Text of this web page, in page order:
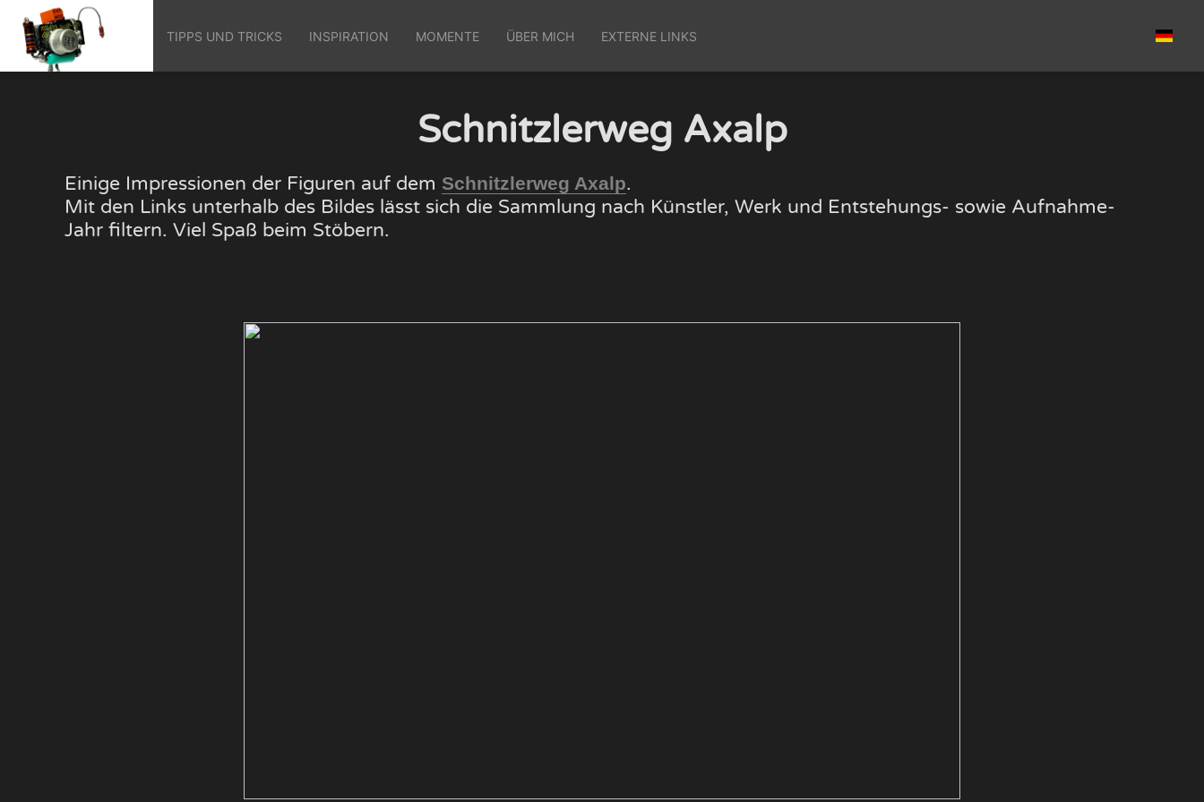
TIPPS UND TRICKS INSPIRATION MOMENTE ÜBER MICH EXTERNE LINKS
Schnitzlerweg Axalp
Einige Impressionen der Figuren auf dem Schnitzlerweg Axalp.
Mit den Links unterhalb des Bildes lässt sich die Sammlung nach Künstler, Werk und Entstehungs- sowie Aufnahme-
Jahr filtern. Viel Spaß beim Stöbern.